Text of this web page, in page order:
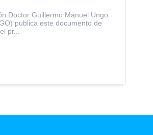
Doctor Guillermo Manuel Ungo
publica este documento de
pr...